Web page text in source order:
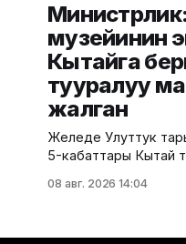
музейинин
Кытайга
тууралуу
жалган
Желеде Улуттук
5-кабаттары Кытай
маалыматтын
08 авг. 2026 14:04